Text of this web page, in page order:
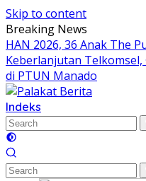
Skip to content
Breaking News
HAN 2026, 36 Anak The
Keberlanjutan
di PTUN Manado
Indeks